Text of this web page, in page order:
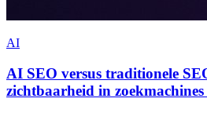
AI
AI SEO versus traditionele
zichtbaarheid in